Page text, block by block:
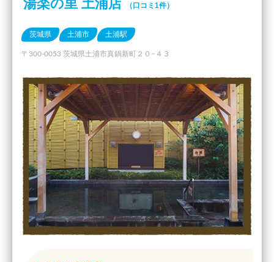
湯楽の里 土浦店 （口コミ1件）
茨城県 土浦市 土浦駅
〒300-0053 茨城県土浦市真鍋新町２０−４３